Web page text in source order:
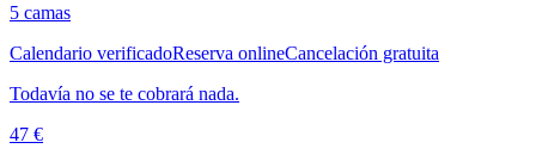
5 camas
Calendario verificadoReserva onlineCancelación gratuita
Todavía no se te cobrará nada.
47 €